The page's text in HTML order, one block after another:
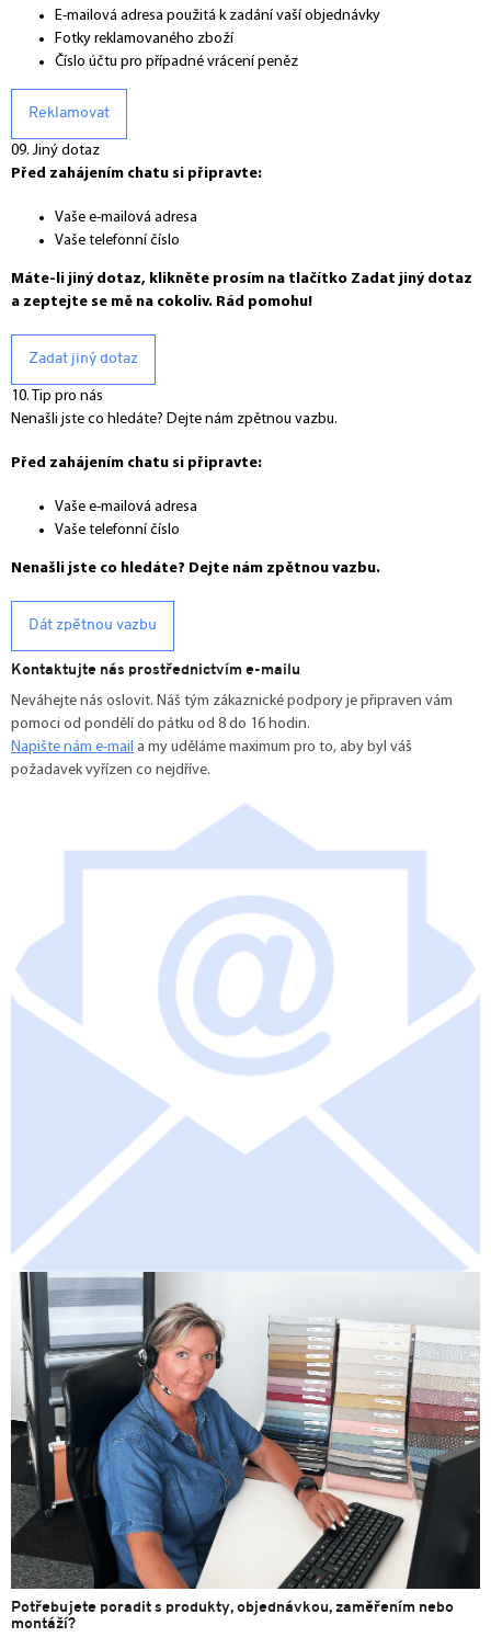
E-mailová adresa použitá k zadání vaší objednávky
Fotky reklamovaného zboží
Číslo účtu pro případné vrácení peněz
Reklamovat
09. Jiný dotaz
Před zahájením chatu si připravte:
Vaše e-mailová adresa
Vaše telefonní číslo
Máte-li jiný dotaz, klikněte prosím na tlačítko Zadat jiný dotaz
a zeptejte se mě na cokoliv. Rád pomohu!
Zadat jiný dotaz
10. Tip pro nás
Nenašli jste co hledáte? Dejte nám zpětnou vazbu.
Před zahájením chatu si připravte:
Vaše e-mailová adresa
Vaše telefonní číslo
Nenašli jste co hledáte? Dejte nám zpětnou vazbu.
Dát zpětnou vazbu
Kontaktujte nás prostřednictvím e-mailu
Neváhejte nás oslovit. Náš tým zákaznické podpory je připraven vám
pomoci od pondělí do pátku od 8 do 16 hodin.
Napište nám e-mail a my uděláme maximum pro to, aby byl váš
požadavek vyřízen co nejdříve.
Potřebujete poradit s produkty, objednávkou, zaměřením nebo
montáží?